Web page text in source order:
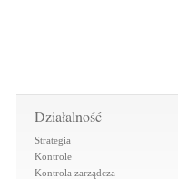
Działalność
Strategia
Kontrole
Kontrola zarządcza